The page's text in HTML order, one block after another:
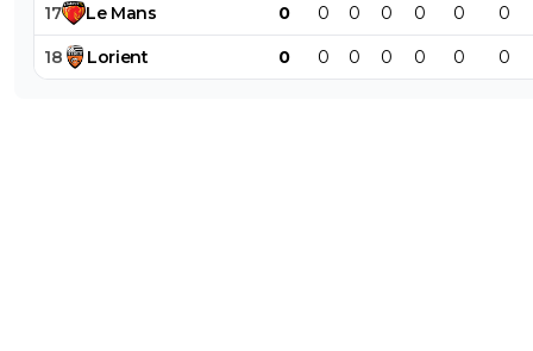
17 Le Mans 0 0 0 0 0 0 0
18 Lorient 0 0 0 0 0 0 0